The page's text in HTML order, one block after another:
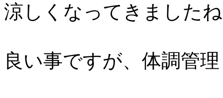
涼しくなってきました
良い事ですが、体調管